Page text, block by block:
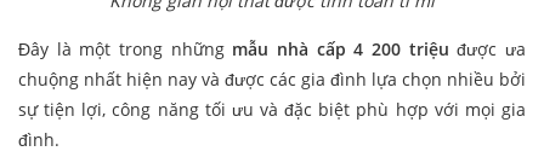
Đây là một trong những mẫu nhà cấp 4 200 triệu được ưa
chuộng nhất hiện nay và được các gia đình lựa chọn nhiều bởi
sự tiện lợi, công năng tối ưu và đặc biệt phù hợp với mọi gia
đình.